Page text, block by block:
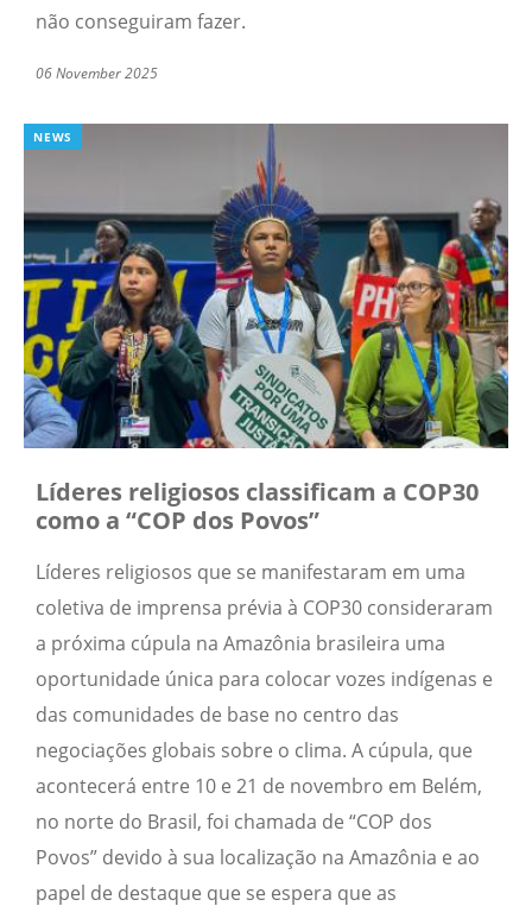
não conseguiram fazer.
06 November 2025
NEWS
Líderes religiosos classificam a COP30
como a “COP dos Povos”
Líderes religiosos que se manifestaram em uma
coletiva de imprensa prévia à COP30 consideraram
a próxima cúpula na Amazônia brasileira uma
oportunidade única para colocar vozes indígenas e
das comunidades de base no centro das
negociações globais sobre o clima. A cúpula, que
acontecerá entre 10 e 21 de novembro em Belém,
no norte do Brasil, foi chamada de “COP dos
Povos” devido à sua localização na Amazônia e ao
papel de destaque que se espera que as